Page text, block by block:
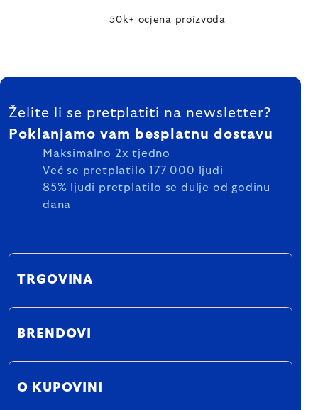
50k+ ocjena proizvoda
FOOTER
Želite li se pretplatiti na newsletter?
Poklanjamo vam besplatnu dostavu
Maksimalno 2x tjedno
Već se pretplatilo 177 000 ljudi
85% ljudi pretplatilo se dulje od godinu
dana
TRGOVINA
BRENDOVI
O KUPOVINI